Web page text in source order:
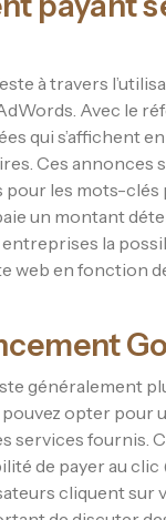
à travers
Avec le
qui s’affichent
Ces
les mots-
un montant
la
web en fonction
généralement
opter pour
services fournis.
de payer au clic
cliquent